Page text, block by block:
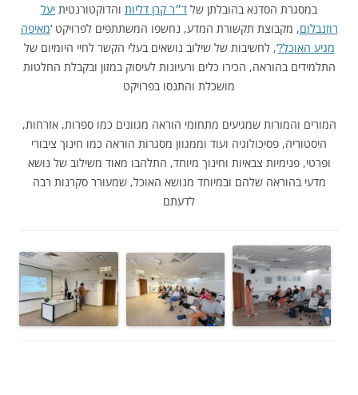
במסגרת הסדנא בהובלתן של ד״ר קרן דליות והדוקטורנטית יעל
רוזנבלום, מקבוצת תקשורת המדע, נחשפו המשתתפים לפרויקט ‘מאיפה
מגיע האוכל?‘, לחשיבות של שילוב נושאים בעלי הקשר לחיי היומיום של
התלמידים בהוראה, הכירו כלים ורעיונות לעיסוק במזון ובקבלת החלטות
מושכלת והתנסו בפרויקט
המורים והמורות שמגיעים מתחומי הוראה מגוונים כמו ספרות, אזרחות,
היסטוריה, פסיכולוגיה ועוד וממגוון מסגרות הוראה כמו חינוך ציבורי
ופרטי, פנימיות צבאיות וחינוך מיוחד, התלהבו מאוד משילוב של נושא
מדעי בהוראה שלהם ובמיוחד מנושא האוכל, שמעורר סקרנות רבה
לדעתם